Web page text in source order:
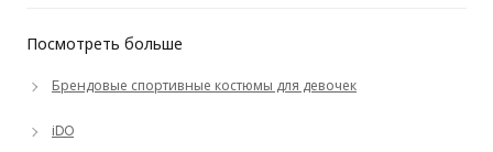
Посмотреть больше
Брендовые спортивные костюмы для девочек
iDO